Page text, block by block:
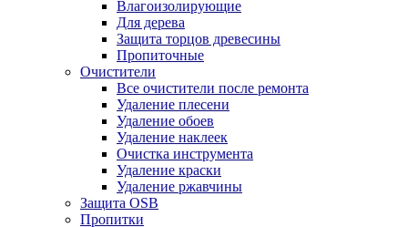
Влагоизолирующие
Для дерева
Защита торцов древесины
Пропиточные
Очистители
Все очистители после ремонта
Удаление плесени
Удаление обоев
Удаление наклеек
Очистка инструмента
Удаление краски
Удаление ржавчины
Защита OSB
Пропитки